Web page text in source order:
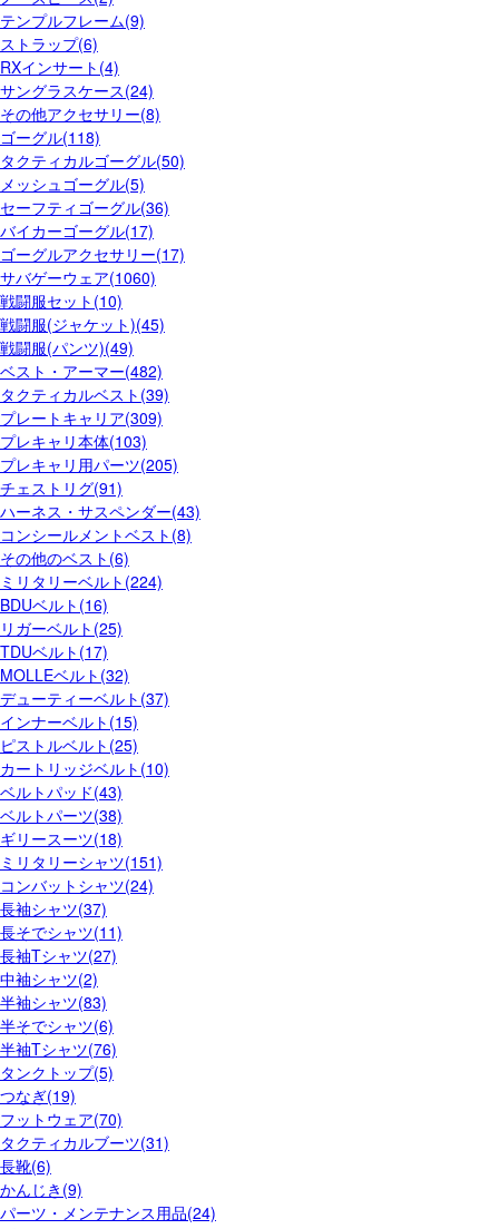
テンプルフレーム(9)
ストラップ(6)
RXインサート(4)
サングラスケース(24)
その他アクセサリー(8)
ゴーグル(118)
タクティカルゴーグル(50)
メッシュゴーグル(5)
セーフティゴーグル(36)
バイカーゴーグル(17)
ゴーグルアクセサリー(17)
サバゲーウェア(1060)
戦闘服セット(10)
戦闘服(ジャケット)(45)
戦闘服(パンツ)(49)
ベスト・アーマー(482)
タクティカルベスト(39)
プレートキャリア(309)
プレキャリ本体(103)
プレキャリ用パーツ(205)
チェストリグ(91)
ハーネス・サスペンダー(43)
コンシールメントベスト(8)
その他のベスト(6)
ミリタリーベルト(224)
BDUベルト(16)
リガーベルト(25)
TDUベルト(17)
MOLLEベルト(32)
デューティーベルト(37)
インナーベルト(15)
ピストルベルト(25)
カートリッジベルト(10)
ベルトパッド(43)
ベルトパーツ(38)
ギリースーツ(18)
ミリタリーシャツ(151)
コンバットシャツ(24)
長袖シャツ(37)
長そでシャツ(11)
長袖Tシャツ(27)
中袖シャツ(2)
半袖シャツ(83)
半そでシャツ(6)
半袖Tシャツ(76)
タンクトップ(5)
つなぎ(19)
フットウェア(70)
タクティカルブーツ(31)
長靴(6)
かんじき(9)
パーツ・メンテナンス用品(24)